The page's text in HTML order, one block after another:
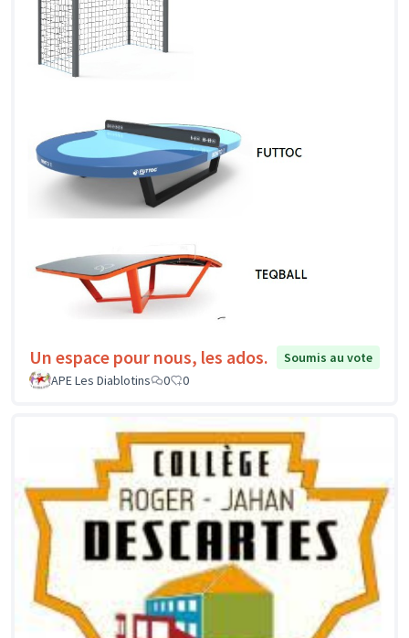
Un espace pour nous, les ados.
Soumis au vote
APE Les Diablotins
0 0